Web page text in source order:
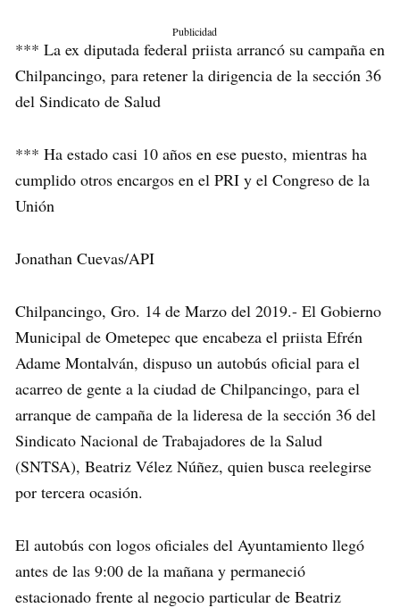
Publicidad
*** La ex diputada federal priista arrancó su campaña en
Chilpancingo, para retener la dirigencia de la sección 36
del Sindicato de Salud
*** Ha estado casi 10 años en ese puesto, mientras ha
cumplido otros encargos en el PRI y el Congreso de la
Unión
Jonathan Cuevas/API
Chilpancingo, Gro. 14 de Marzo del 2019.- El Gobierno
Municipal de Ometepec que encabeza el priista Efrén
Adame Montalván, dispuso un autobús oficial para el
acarreo de gente a la ciudad de Chilpancingo, para el
arranque de campaña de la lideresa de la sección 36 del
Sindicato Nacional de Trabajadores de la Salud
(SNTSA), Beatriz Vélez Núñez, quien busca reelegirse
por tercera ocasión.
El autobús con logos oficiales del Ayuntamiento llegó
antes de las 9:00 de la mañana y permaneció
estacionado frente al negocio particular de Beatriz